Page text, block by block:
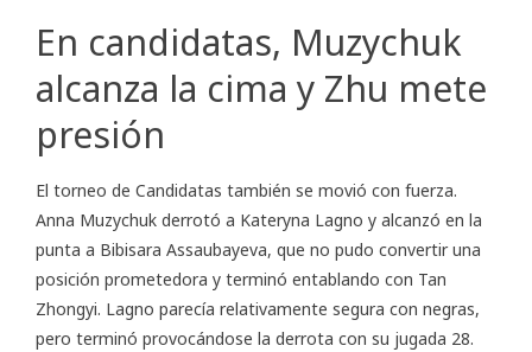
En candidatas, Muzychuk
alcanza la cima y Zhu mete
presión
El torneo de Candidatas también se movió con fuerza.
Anna Muzychuk derrotó a Kateryna Lagno y alcanzó en la
punta a Bibisara Assaubayeva, que no pudo convertir una
posición prometedora y terminó entablando con Tan
Zhongyi. Lagno parecía relativamente segura con negras,
pero terminó provocándose la derrota con su jugada 28.